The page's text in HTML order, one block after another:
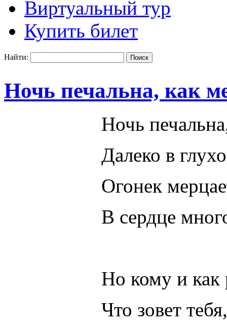
Виртуальный тур
Купить билет
Найти:
Ночь печальна, как
Ночь
Далеко в
Огонек
В сердце
Но кому и как
Что зовет